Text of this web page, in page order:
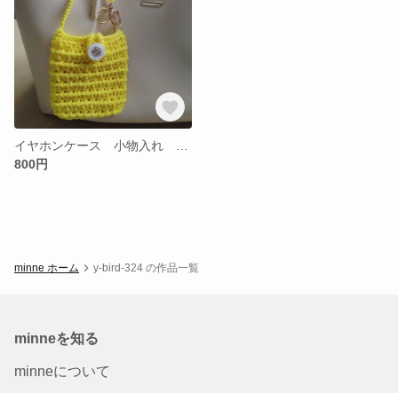
800円
minne ホーム y-bird-324 の作品一覧
minneを知る
minneについて